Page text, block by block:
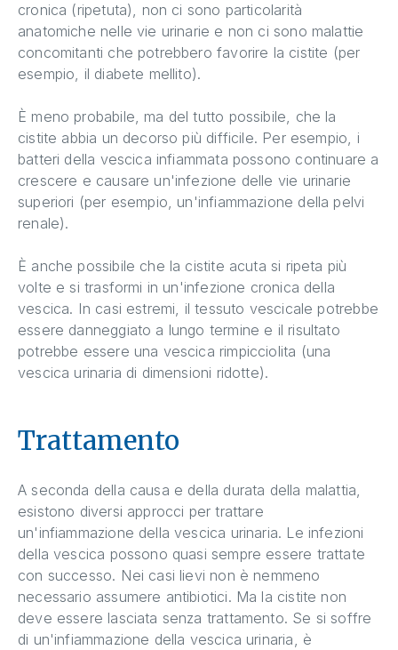
cronica (ripetuta), non ci sono particolarità
anatomiche nelle vie urinarie e non ci sono malattie
concomitanti che potrebbero favorire la cistite (per
esempio, il diabete mellito).
È meno probabile, ma del tutto possibile, che la
cistite abbia un decorso più difficile. Per esempio, i
batteri della vescica infiammata possono continuare a
crescere e causare un'infezione delle vie urinarie
superiori (per esempio, un'infiammazione della pelvi
renale).
È anche possibile che la cistite acuta si ripeta più
volte e si trasformi in un'infezione cronica della
vescica. In casi estremi, il tessuto vescicale potrebbe
essere danneggiato a lungo termine e il risultato
potrebbe essere una vescica rimpicciolita (una
vescica urinaria di dimensioni ridotte).
Trattamento
A seconda della causa e della durata della malattia,
esistono diversi approcci per trattare
un'infiammazione della vescica urinaria. Le infezioni
della vescica possono quasi sempre essere trattate
con successo. Nei casi lievi non è nemmeno
necessario assumere antibiotici. Ma la cistite non
deve essere lasciata senza trattamento. Se si soffre
di un'infiammazione della vescica urinaria, è